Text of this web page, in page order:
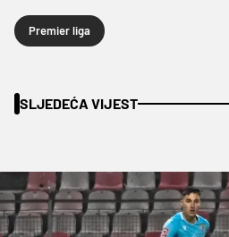
Premier liga
SLJEDEĆA VIJEST